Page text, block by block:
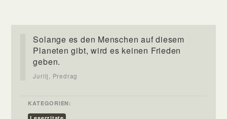
Solange es den Menschen auf diesem
Planeten gibt, wird es keinen Frieden
geben.
Jurilj, Predrag
KATEGORIEN: